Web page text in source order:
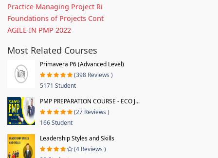
Practice Managing Project Ri
Foundations of Projects Cont
AGILE IN PMP 2022
Most Related Courses
Primavera P6 (Advanced Level)
(398 Reviews )
5171 Student
PMP PREPARATION COURSE - ECO J...
(27 Reviews )
166 Student
Leadership Styles and Skills
(4 Reviews )